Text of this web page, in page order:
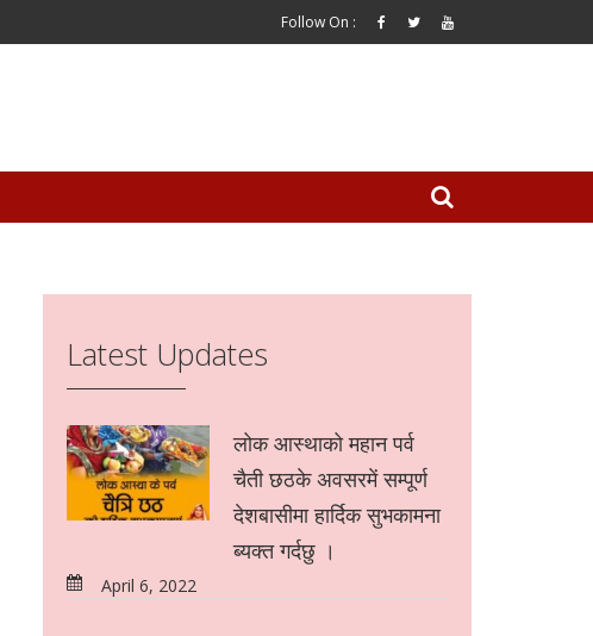
Follow On :
Latest Updates
लोक आस्थाको महान पर्व
चैती छठके अवसरमें सम्पूर्ण
देशबासीमा हार्दिक सुभकामना
ब्यक्त गर्दछु ।
April 6, 2022